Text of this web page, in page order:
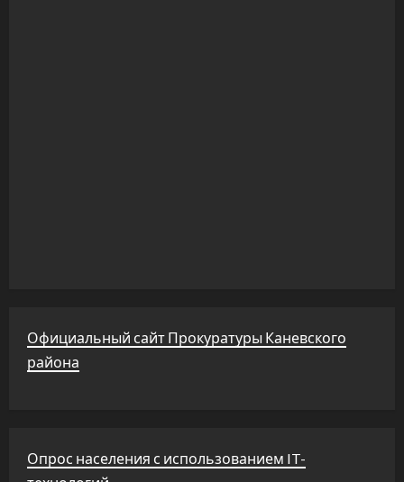
Официальный сайт Прокуратуры Каневского
района
Опрос населения с использованием IT-